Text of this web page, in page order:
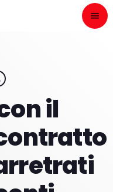
menu
il